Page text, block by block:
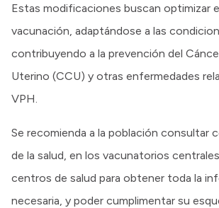
Estas modificaciones buscan optimizar
vacunación, adaptándose a las
contribuyendo a la prevención del
Uterino (CCU) y otras enfermedades
VPH.
Se recomienda a la población consultar
de la salud, en los vacunatorios
centros de salud para obtener toda la
necesaria, y poder cumplimentar su